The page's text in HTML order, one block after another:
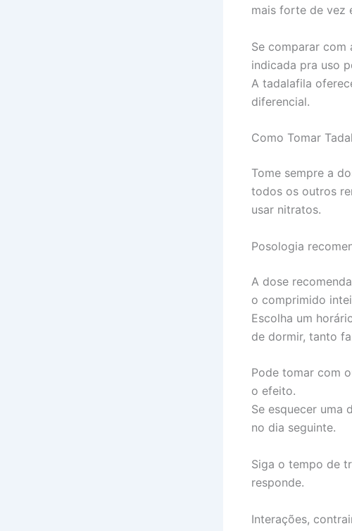
mais forte de vez
Se comparar com
indicada pra uso
A tadalafila
diferencial.
Como Tomar
Tome sempre a
todos os outros
usar nitratos.
Posologia
A dose
o comprimido
Escolha um
de dormir, tanto
Pode tomar com
o efeito.
Se esquecer uma
no dia seguinte.
Siga o tempo de
responde.
Interações,